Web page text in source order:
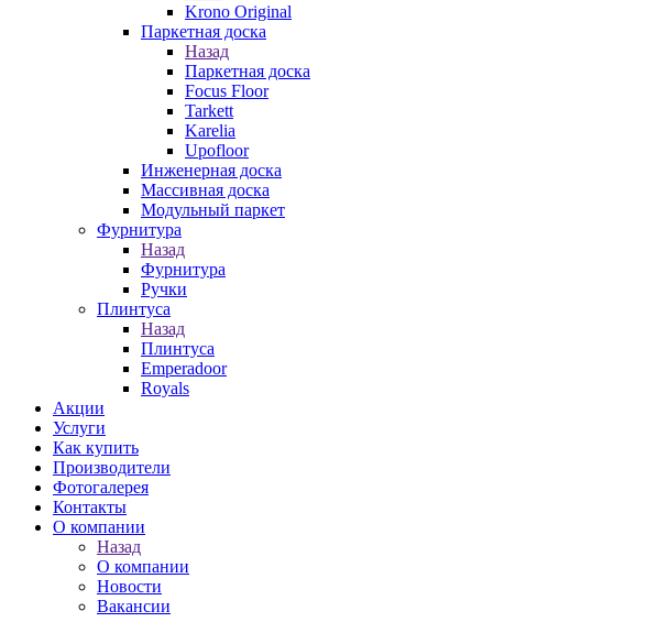
Krono Original
Паркетная доска
Назад
Паркетная доска
Focus Floor
Tarkett
Karelia
Upofloor
Инженерная доска
Массивная доска
Модульный паркет
Фурнитура
Назад
Фурнитура
Ручки
Плинтуса
Назад
Плинтуса
Emperadoor
Royals
Акции
Услуги
Как купить
Производители
Фотогалерея
Контакты
О компании
Назад
О компании
Новости
Вакансии